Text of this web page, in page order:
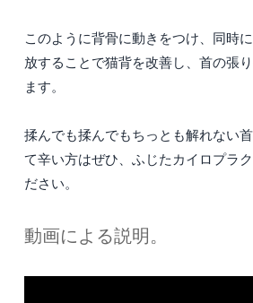
このように背骨に動きをつけ、同時
放することで猫背を改善し、首の張
ます。
揉んでも揉んでもちっとも解れない
て辛い方はぜひ、ふじたカイロプラ
ださい。
動画による説明。